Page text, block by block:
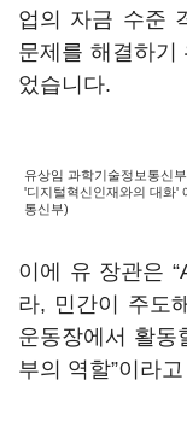
업의 자금 수준
문제를 해결하기
었습니다.
유상임 과학기술정보통신
'디지털혁신인재와의 대화'
통신부)
이에 유 장관은
라, 민간이 주도
운동장에서 활동
부의 역할”이라